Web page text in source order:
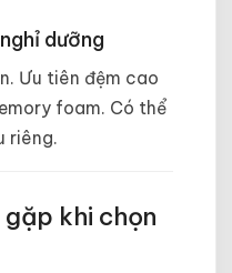
dưỡng
Ưu tiên đệm cao
foam. Có thể
riêng.
khi chọn